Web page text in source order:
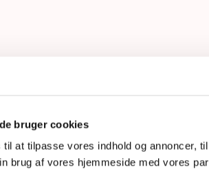
bruger cookies
at tilpasse vores indhold og annoncer,
brug af vores hjemmeside med vores